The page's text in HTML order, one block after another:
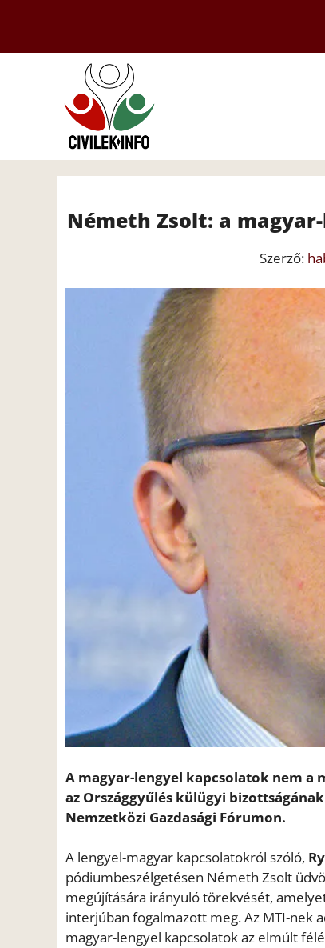
tartalomba
Németh Zsolt: a
Szerző:
A magyar-lengyel kapcsolatok nem a
az Országgyűlés külügyi
Nemzetközi Gazdasági Fórumon.
A lengyel-magyar kapcsolatokról szóló,
pódiumbeszélgetésen Németh Zsolt
megújítására irányuló törekvését,
interjúban fogalmazott meg. Az MTI-nek
magyar-lengyel kapcsolatok az elmúlt